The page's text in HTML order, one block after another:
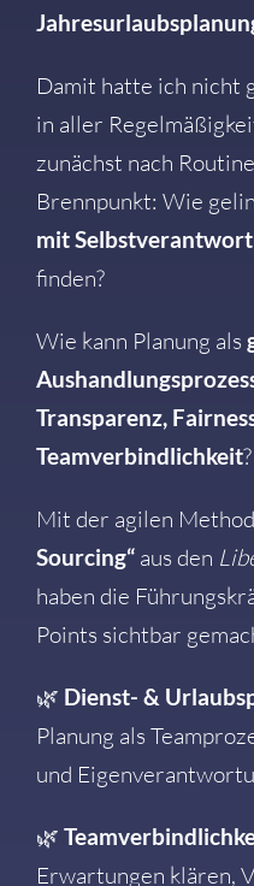
Damit hatte ich nicht
in aller
zunächst nach
Brennpunkt: Wie
mit
finden?
Wie kann Planung als
Transparenz,
Teamverbindlichkeit?
Mit der agilen
Sourcing“ aus den
haben die
Points sichtbar
🌿 Dienst- &
Planung als
und
🌿
Erwartungen klären,